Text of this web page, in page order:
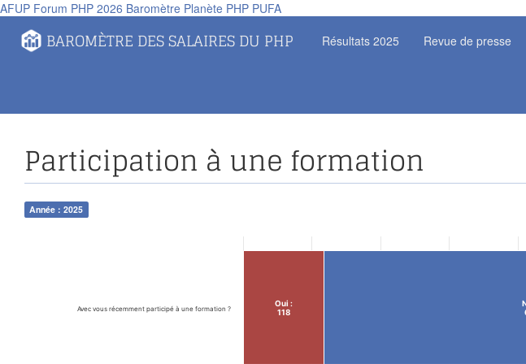
AFUP Forum PHP 2026 Baromètre Planète PHP PUFA
BAROMÈTRE DES SALAIRES DU PHP Résultats 2025 Revue de presse
Participation à une formation
Année : 2025
Avec vous récemment participé à une formation ?
Oui :
118
Panneau de gestion des cookies